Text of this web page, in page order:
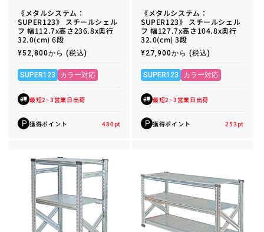
《メタルシステム：
SUPER123》 スチールシェル
フ 幅112.7x高さ236.8x奥行
32.0(cm) 6段
通
価
格
¥52,800から (税込)
SUPER123 カラー対応
最短2~3営業日出荷
P 獲得ポイント 480pt
《メタルシステム：
SUPER123》 スチールシェル
フ 幅127.7x高さ104.8x奥行
32.0(cm) 3段
通
価
格
¥27,900から (税込)
SUPER123 カラー対応
最短2~3営業日出荷
P 獲得ポイント 253pt